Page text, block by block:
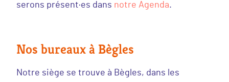
serons présent·es dans notre Agenda.
Nos bureaux à Bègles
Notre siège se trouve à Bègles, dans les